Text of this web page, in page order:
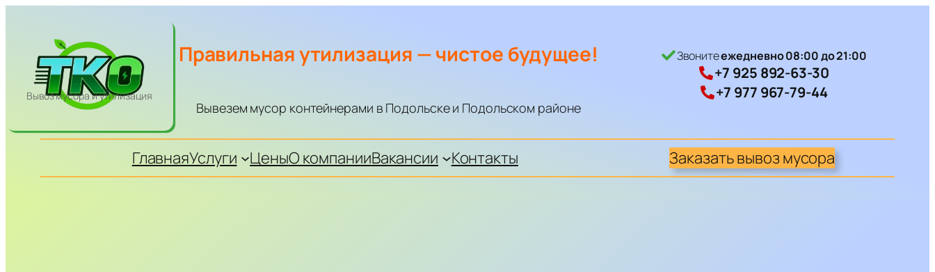
содержимому
Вывоз мусора и утилизация
Правильная утилизация — чистое будущее!
Вывезем мусор контейнерами в Подольске и Подольском районе
Звонитеежедневно 08:00 до 21:00
+7 925 892-63-30
+7 977 967-79-44
ГлавнаяУслуги ЦеныО компанииВакансии Контакты Заказать вывоз мусора